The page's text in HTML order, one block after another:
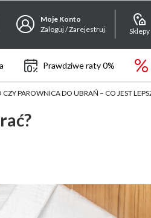
Moje Konto
Zaloguj / Zarejestruj
Sklepy
Prawdziwe raty 0%
PAROWNICA DO UBRAŃ – CO JEST